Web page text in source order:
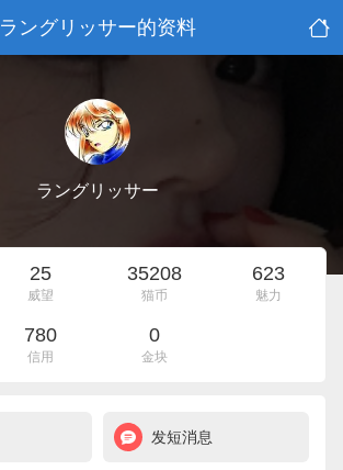
ラングリッサー的资料
ラングリッサー
25
威望
35208
猫币
623
魅力
780
信用
0
金块
发短消息